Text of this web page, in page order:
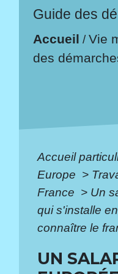
Guide des
Accueil /Vie
des
Accueil
Europe >
France > Un
qui s'installe
connaître le
UN